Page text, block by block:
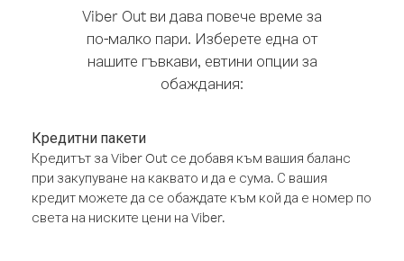
Viber Out ви дава повече време за
по-малко пари. Изберете една от
нашите гъвкави, евтини опции за
обаждания:
Кредитни пакети
Кредитът за Viber Out се добавя към вашия баланс
при закупуване на каквато и да е сума. С вашия
кредит можете да се обаждате към кой да е номер по
света на ниските цени на Viber.